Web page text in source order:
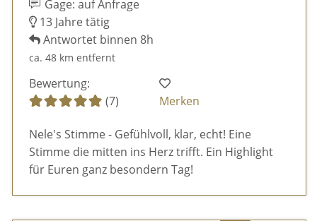
Gage: auf Anfrage
13 Jahre tätig
Antwortet binnen 8h
ca. 48 km entfernt
Bewertung:
(7)
Merken
Nele's Stimme - Gefühlvoll, klar, echt! Eine
Stimme die mitten ins Herz trifft. Ein Highlight
für Euren ganz besondern Tag!